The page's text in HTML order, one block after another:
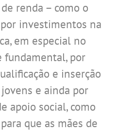
renda – como o
investimentos na
em especial no
fundamental, por
e inserção
e ainda por
apoio social, como
que as mães de